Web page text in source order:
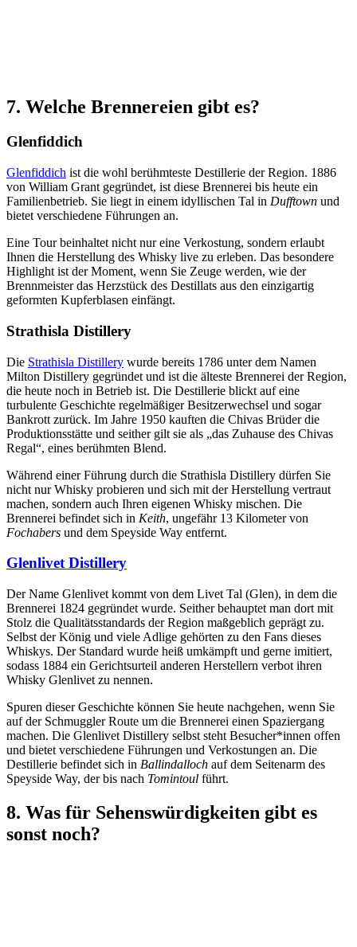
7. Welche Brennereien gibt es?
Glenfiddich
Glenfiddich ist die wohl berühmteste Destillerie der Region. 1886
von William Grant gegründet, ist diese Brennerei bis heute ein
Familienbetrieb. Sie liegt in einem idyllischen Tal in Dufftown und
bietet verschiedene Führungen an.
Eine Tour beinhaltet nicht nur eine Verkostung, sondern erlaubt
Ihnen die Herstellung des Whisky live zu erleben. Das besondere
Highlight ist der Moment, wenn Sie Zeuge werden, wie der
Brennmeister das Herzstück des Destillats aus den einzigartig
geformten Kupferblasen einfängt.
Strathisla Distillery
Die Strathisla Distillery wurde bereits 1786 unter dem Namen
Milton Distillery gegründet und ist die älteste Brennerei der Region,
die heute noch in Betrieb ist. Die Destillerie blickt auf eine
turbulente Geschichte regelmäßiger Besitzerwechsel und sogar
Bankrott zurück. Im Jahre 1950 kauften die Chivas Brüder die
Produktionsstätte und seither gilt sie als „das Zuhause des Chivas
Regal“, eines berühmten Blend.
Während einer Führung durch die Strathisla Distillery dürfen Sie
nicht nur Whisky probieren und sich mit der Herstellung vertraut
machen, sondern auch Ihren eigenen Whisky mischen. Die
Brennerei befindet sich in Keith, ungefähr 13 Kilometer von
Fochabers und dem Speyside Way entfernt.
Glenlivet Distillery
Der Name Glenlivet kommt von dem Livet Tal (Glen), in dem die
Brennerei 1824 gegründet wurde. Seither behauptet man dort mit
Stolz die Qualitätsstandards der Region maßgeblich geprägt zu.
Selbst der König und viele Adlige gehörten zu den Fans dieses
Whiskys. Der Standard wurde heiß umkämpft und gerne imitiert,
sodass 1884 ein Gerichtsurteil anderen Herstellern verbot ihren
Whisky Glenlivet zu nennen.
Spuren dieser Geschichte können Sie heute nachgehen, wenn Sie
auf der Schmuggler Route um die Brennerei einen Spaziergang
machen. Die Glenlivet Distillery selbst steht Besucher*innen offen
und bietet verschiedene Führungen und Verkostungen an. Die
Destillerie befindet sich in Ballindalloch auf dem Seitenarm des
Speyside Way, der bis nach Tomintoul führt.
8. Was für Sehenswürdigkeiten gibt es
sonst noch?